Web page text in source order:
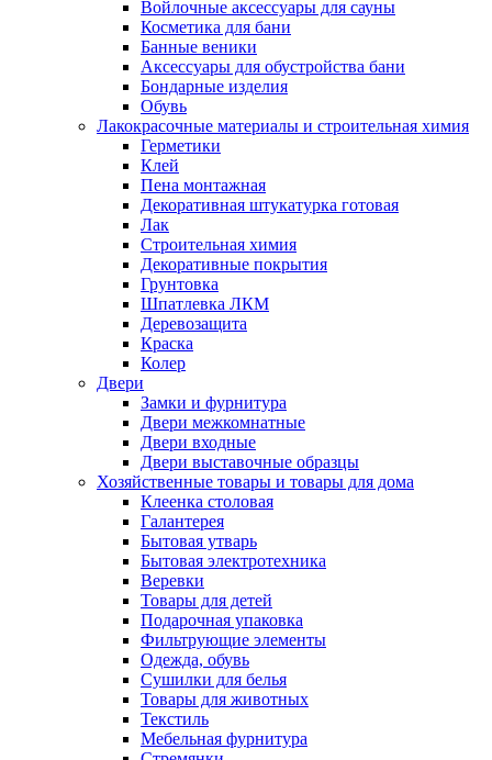
Войлочные аксессуары для сауны
Косметика для бани
Банные веники
Аксессуары для обустройства бани
Бондарные изделия
Обувь
Лакокрасочные материалы и строительная химия
Герметики
Клей
Пена монтажная
Декоративная штукатурка готовая
Лак
Строительная химия
Декоративные покрытия
Грунтовка
Шпатлевка ЛКМ
Деревозащита
Краска
Колер
Двери
Замки и фурнитура
Двери межкомнатные
Двери входные
Двери выставочные образцы
Хозяйственные товары и товары для дома
Клеенка столовая
Галантерея
Бытовая утварь
Бытовая электротехника
Веревки
Товары для детей
Подарочная упаковка
Фильтрующие элементы
Одежда, обувь
Сушилки для белья
Товары для животных
Текстиль
Мебельная фурнитура